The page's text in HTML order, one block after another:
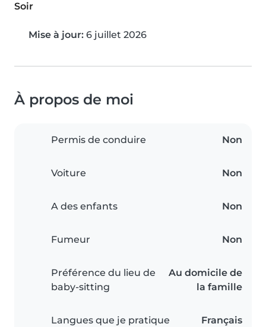
Soir
Mise à jour: 6 juillet 2026
À propos de moi
Permis de conduire Non
Voiture Non
A des enfants Non
Fumeur Non
Préférence du lieu de
baby-sitting
Au domicile de
la famille
Langues que je pratique Français